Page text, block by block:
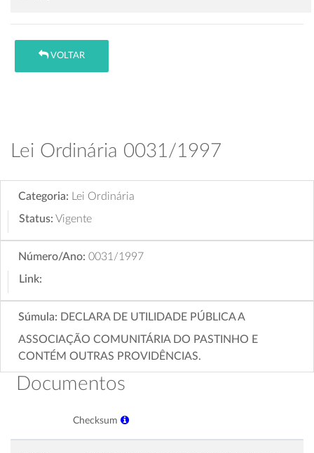
VOLTAR
Lei Ordinária 0031/1997
Categoria:
Lei Ordinária
Status: Vigente
Número/Ano: 0031/1997
Link:
Súmula: DECLARA DE UTILIDADE PÚBLICA A
ASSOCIAÇÃO COMUNITÁRIA DO PASTINHO E
CONTÉM OUTRAS PROVIDÊNCIAS.
Documentos
Checksum